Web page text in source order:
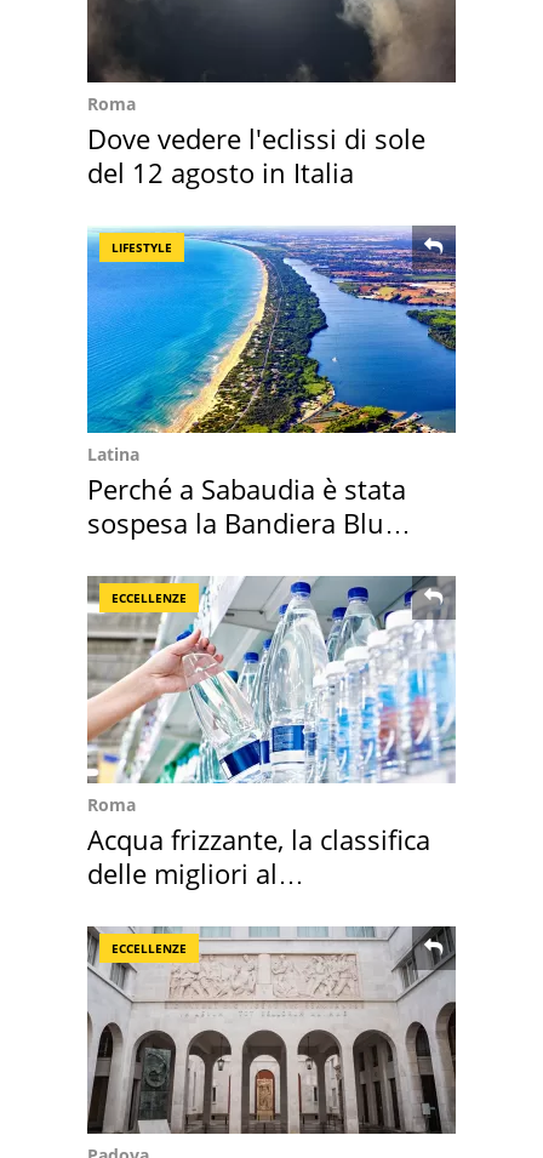
Roma
Dove vedere l'eclissi di sole
del 12 agosto in Italia
LIFESTYLE
Latina
Perché a Sabaudia è stata
sospesa la Bandiera Blu
ECCELLENZE
Roma
Acqua frizzante, la classifica
delle migliori al
ECCELLENZE